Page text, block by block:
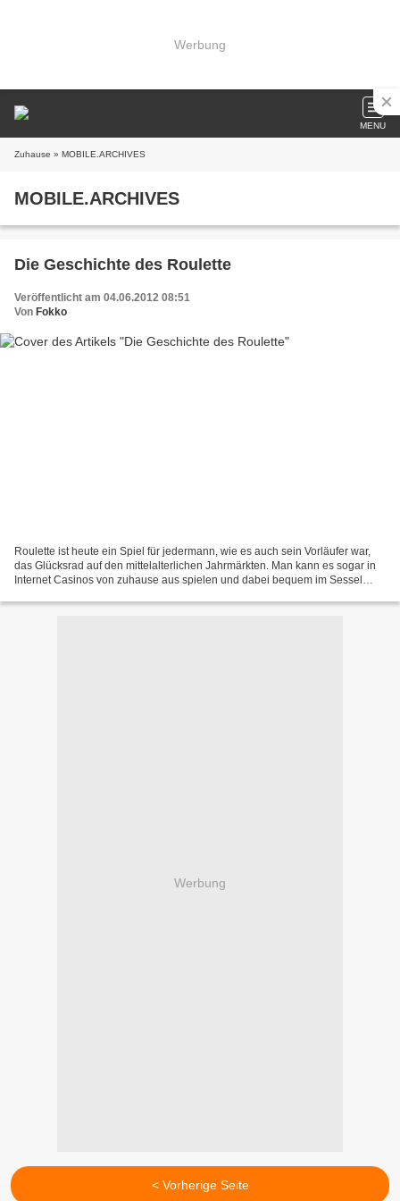
Werbung
MENU
Zuhause » MOBILE.ARCHIVES
MOBILE.ARCHIVES
Die Geschichte des Roulette
Veröffentlicht am 04.06.2012 08:51
Von Fokko
Roulette ist heute ein Spiel für jedermann, wie es auch sein Vorläufer war,
das Glücksrad auf den mittelalterlichen Jahrmärkten. Man kann es sogar in
Internet Casinos von zuhause aus spielen und dabei bequem im Sessel
Werbung
< Vorherige Seite